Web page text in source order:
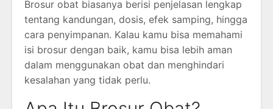
Brosur obat biasanya berisi penjelasan lengkap
tentang kandungan, dosis, efek samping, hingga
cara penyimpanan. Kalau kamu bisa memahami
isi brosur dengan baik, kamu bisa lebih aman
dalam menggunakan obat dan menghindari
kesalahan yang tidak perlu.